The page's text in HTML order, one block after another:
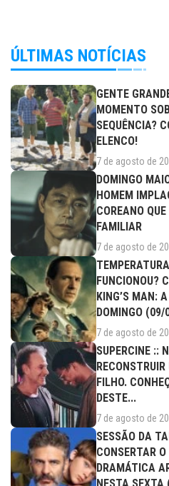
ÚLTIMAS NOTÍCIAS
GENTE
MOMENTO
SEQUÊNCIA?
ELENCO!
7 de agosto de
DOMINGO
HOMEM
COREANO
FAMILIAR
7 de agosto de
FUNCIONOU?
KING’S MAN:
DOMINGO (09/
7 de agosto de
SUPERCINE ::
FILHO.
DESTE...
7 de agosto de
SESSÃO DA
CONSERTAR
DRAMÁTICA